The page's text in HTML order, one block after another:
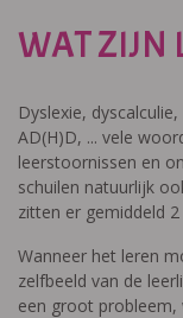
WAT ZIJN
Dyslexie,
AD(H)D, ... vele
leerstoornissen en
schuilen natuurlijk
zitten er gemiddeld
Wanneer het leren
zelfbeeld van de
een groot probleem,